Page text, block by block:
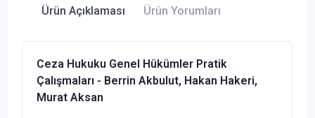
Ürün Açıklaması Ürün Yorumları
Ceza Hukuku Genel Hükümler Pratik
Çalışmaları - Berrin Akbulut, Hakan Hakeri,
Murat Aksan